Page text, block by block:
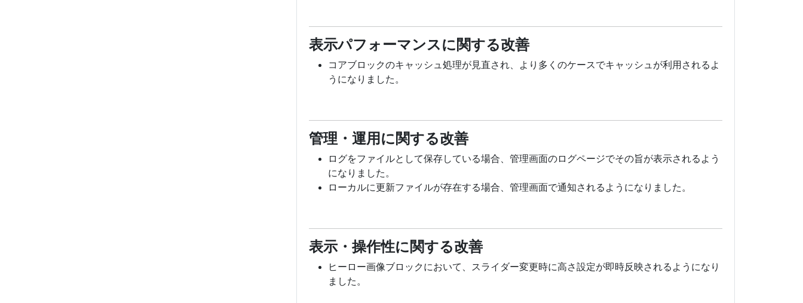
表示パフォーマンスに関する改善
コアブロックのキャッシュ処理が見直され、より多くのケースでキャッシュが利用されるよ
うになりました。
管理・運用に関する改善
ログをファイルとして保存している場合、管理画面のログページでその旨が表示されるよう
になりました。
ローカルに更新ファイルが存在する場合、管理画面で通知されるようになりました。
表示・操作性に関する改善
ヒーロー画像ブロックにおいて、スライダー変更時に高さ設定が即時反映されるようになり
ました。